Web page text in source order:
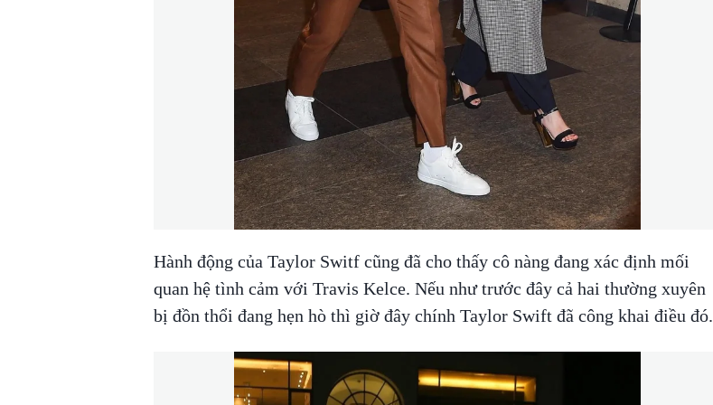
Hành động của Taylor Switf cũng đã cho thấy cô nàng đang xác định mối
quan hệ tình cảm với Travis Kelce. Nếu như trước đây cả hai thường xuyên
bị đồn thổi đang hẹn hò thì giờ đây chính Taylor Swift đã công khai điều đó.